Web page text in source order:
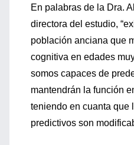
En palabras de la Dra.
directora del estudio,
población anciana que
cognitiva en edades
somos capaces de
mantendrán la función
teniendo en cuanta que
predictivos son